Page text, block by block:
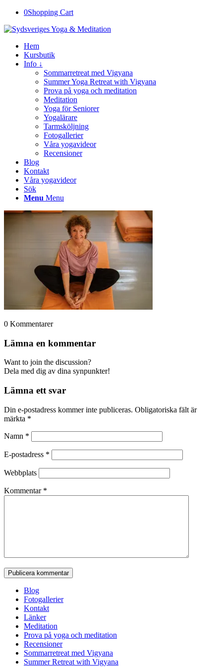
0Shopping Cart
Hem
Kursbutik
Info ↓
Sommarretreat med Vigyana
Summer Yoga Retreat with Vigyana
Prova på yoga och meditation
Meditation
Yoga för Seniorer
Yogalärare
Tarmsköljning
Fotogallerier
Våra yogavideor
Recensioner
Blog
Kontakt
Våra yogavideor
Sök
Menu Menu
0 Kommentarer
Lämna en kommentar
Want to join the discussion?
Dela med dig av dina synpunkter!
Lämna ett svar
Din e-postadress kommer inte publiceras. Obligatoriska fält är
märkta *
Namn *
E-postadress *
Webbplats
Kommentar *
Blog
Fotogallerier
Kontakt
Länker
Meditation
Prova på yoga och meditation
Recensioner
Sommarretreat med Vigyana
Summer Retreat with Vigyana